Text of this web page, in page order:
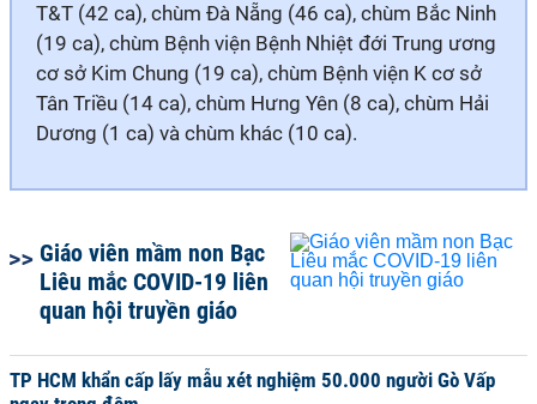
T&T (42 ca), chùm Đà Nẵng (46 ca), chùm Bắc Ninh
(19 ca), chùm Bệnh viện Bệnh Nhiệt đới Trung ương
cơ sở Kim Chung (19 ca), chùm Bệnh viện K cơ sở
Tân Triều (14 ca), chùm Hưng Yên (8 ca), chùm Hải
Dương (1 ca) và chùm khác (10 ca).
Giáo viên mầm non Bạc
Liêu mắc COVID-19 liên
quan hội truyền giáo
TP HCM khẩn cấp lấy mẫu xét nghiệm 50.000 người Gò Vấp